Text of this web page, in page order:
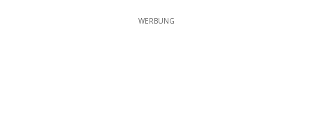
WERBUNG